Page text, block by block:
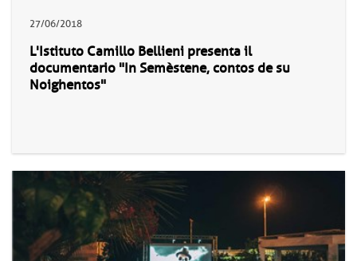
27/06/2018
L'Istituto Camillo Bellieni presenta il
documentario "In Semèstene, contos de su
Noighentos"